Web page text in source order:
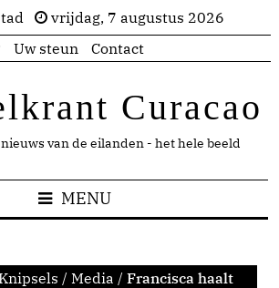
vrijdag, 7 augustus 2026
Uw steun Contact
Curacao
van de eilanden - het hele beeld
MENU
/ Media / Francisca haalt